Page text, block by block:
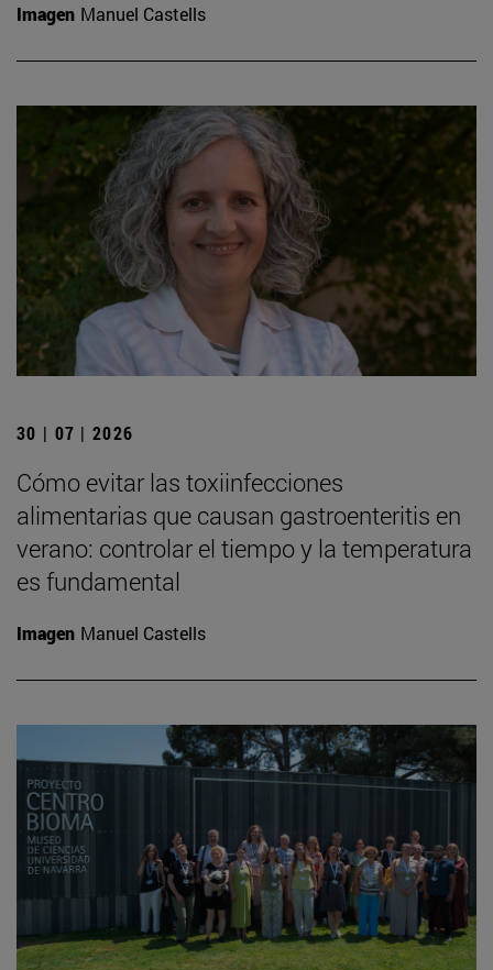
Imagen Manuel Castells
30 | 07 | 2026
Cómo evitar las toxiinfecciones
alimentarias que causan gastroenteritis en
verano: controlar el tiempo y la temperatura
es fundamental
Imagen Manuel Castells